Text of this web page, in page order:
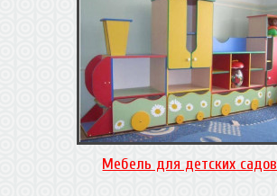
Мебель для детских садов